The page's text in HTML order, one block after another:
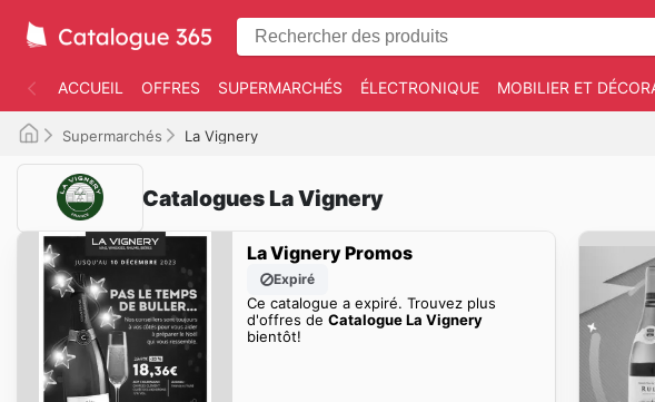
ACCUEIL OFFRES SUPERMARCHÉS ÉLECTRONIQUE MOBILIER ET
Supermarchés La Vignery
Catalogues La Vignery
La Vignery Promos
Expiré
Ce catalogue a expiré. Trouvez plus
d'offres de Catalogue La Vignery
bientôt!